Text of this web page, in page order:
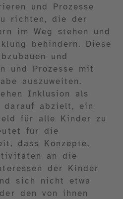
und Prozesse
richten, die der
im Weg stehen und
behindern. Diese
und
und Prozesse mit
auszuweiten.
Inklusion als
darauf abzielt, ein
für alle Kinder zu
für die
dass Konzepte,
an die
der Kinder
sich nicht etwa
den von ihnen